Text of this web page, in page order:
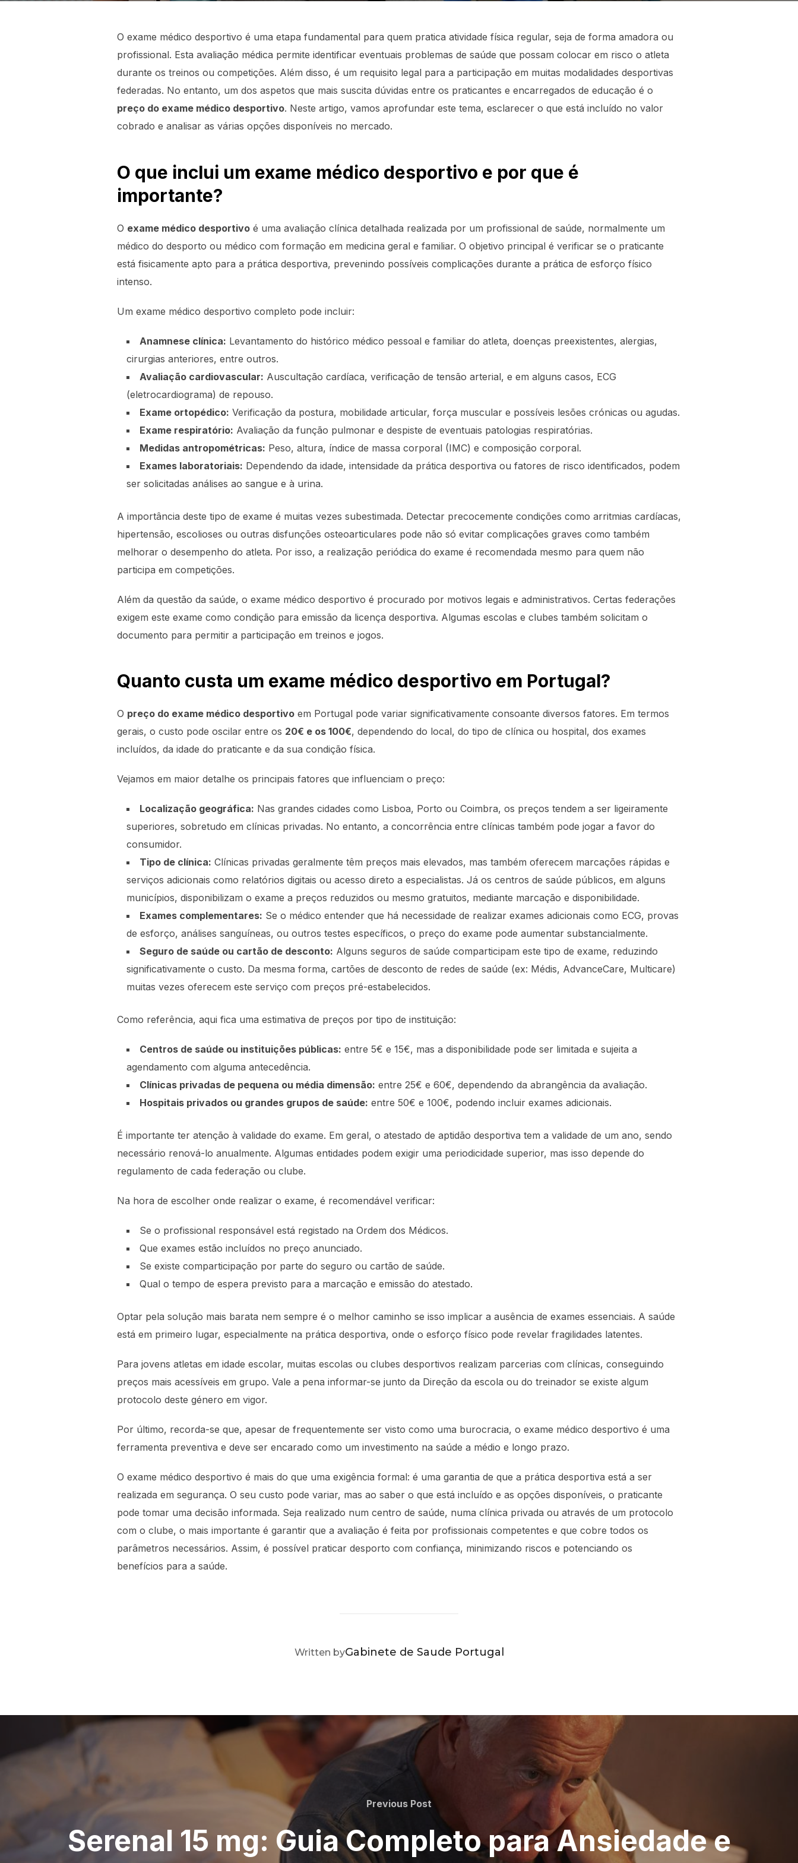
O exame médico desportivo é uma etapa fundamental para quem pratica atividade física regular, seja de forma amadora ou
profissional. Esta avaliação médica permite identificar eventuais problemas de saúde que possam colocar em risco o atleta
durante os treinos ou competições. Além disso, é um requisito legal para a participação em muitas modalidades desportivas
federadas. No entanto, um dos aspetos que mais suscita dúvidas entre os praticantes e encarregados de educação é o
preço do exame médico desportivo. Neste artigo, vamos aprofundar este tema, esclarecer o que está incluído no valor
cobrado e analisar as várias opções disponíveis no mercado.
O que inclui um exame médico desportivo e por que é
importante?
O exame médico desportivo é uma avaliação clínica detalhada realizada por um profissional de saúde, normalmente um
médico do desporto ou médico com formação em medicina geral e familiar. O objetivo principal é verificar se o praticante
está fisicamente apto para a prática desportiva, prevenindo possíveis complicações durante a prática de esforço físico
intenso.
Um exame médico desportivo completo pode incluir:
Anamnese clínica: Levantamento do histórico médico pessoal e familiar do atleta, doenças preexistentes, alergias,
cirurgias anteriores, entre outros.
Avaliação cardiovascular: Auscultação cardíaca, verificação de tensão arterial, e em alguns casos, ECG
(eletrocardiograma) de repouso.
Exame ortopédico: Verificação da postura, mobilidade articular, força muscular e possíveis lesões crónicas ou agudas.
Exame respiratório: Avaliação da função pulmonar e despiste de eventuais patologias respiratórias.
Medidas antropométricas: Peso, altura, índice de massa corporal (IMC) e composição corporal.
Exames laboratoriais: Dependendo da idade, intensidade da prática desportiva ou fatores de risco identificados, podem
ser solicitadas análises ao sangue e à urina.
A importância deste tipo de exame é muitas vezes subestimada. Detectar precocemente condições como arritmias cardíacas,
hipertensão, escolioses ou outras disfunções osteoarticulares pode não só evitar complicações graves como também
melhorar o desempenho do atleta. Por isso, a realização periódica do exame é recomendada mesmo para quem não
participa em competições.
Além da questão da saúde, o exame médico desportivo é procurado por motivos legais e administrativos. Certas federações
exigem este exame como condição para emissão da licença desportiva. Algumas escolas e clubes também solicitam o
documento para permitir a participação em treinos e jogos.
Quanto custa um exame médico desportivo em Portugal?
O preço do exame médico desportivo em Portugal pode variar significativamente consoante diversos fatores. Em termos
gerais, o custo pode oscilar entre os 20€ e os 100€, dependendo do local, do tipo de clínica ou hospital, dos exames
incluídos, da idade do praticante e da sua condição física.
Vejamos em maior detalhe os principais fatores que influenciam o preço:
Localização geográfica: Nas grandes cidades como Lisboa, Porto ou Coimbra, os preços tendem a ser ligeiramente
superiores, sobretudo em clínicas privadas. No entanto, a concorrência entre clínicas também pode jogar a favor do
consumidor.
Tipo de clínica: Clínicas privadas geralmente têm preços mais elevados, mas também oferecem marcações rápidas e
serviços adicionais como relatórios digitais ou acesso direto a especialistas. Já os centros de saúde públicos, em alguns
municípios, disponibilizam o exame a preços reduzidos ou mesmo gratuitos, mediante marcação e disponibilidade.
Exames complementares: Se o médico entender que há necessidade de realizar exames adicionais como ECG, provas
de esforço, análises sanguíneas, ou outros testes específicos, o preço do exame pode aumentar substancialmente.
Seguro de saúde ou cartão de desconto: Alguns seguros de saúde comparticipam este tipo de exame, reduzindo
significativamente o custo. Da mesma forma, cartões de desconto de redes de saúde (ex: Médis, AdvanceCare, Multicare)
muitas vezes oferecem este serviço com preços pré-estabelecidos.
Como referência, aqui fica uma estimativa de preços por tipo de instituição:
Centros de saúde ou instituições públicas: entre 5€ e 15€, mas a disponibilidade pode ser limitada e sujeita a
agendamento com alguma antecedência.
Clínicas privadas de pequena ou média dimensão: entre 25€ e 60€, dependendo da abrangência da avaliação.
Hospitais privados ou grandes grupos de saúde: entre 50€ e 100€, podendo incluir exames adicionais.
É importante ter atenção à validade do exame. Em geral, o atestado de aptidão desportiva tem a validade de um ano, sendo
necessário renová-lo anualmente. Algumas entidades podem exigir uma periodicidade superior, mas isso depende do
regulamento de cada federação ou clube.
Na hora de escolher onde realizar o exame, é recomendável verificar:
Se o profissional responsável está registado na Ordem dos Médicos.
Que exames estão incluídos no preço anunciado.
Se existe comparticipação por parte do seguro ou cartão de saúde.
Qual o tempo de espera previsto para a marcação e emissão do atestado.
Optar pela solução mais barata nem sempre é o melhor caminho se isso implicar a ausência de exames essenciais. A saúde
está em primeiro lugar, especialmente na prática desportiva, onde o esforço físico pode revelar fragilidades latentes.
Para jovens atletas em idade escolar, muitas escolas ou clubes desportivos realizam parcerias com clínicas, conseguindo
preços mais acessíveis em grupo. Vale a pena informar-se junto da Direção da escola ou do treinador se existe algum
protocolo deste género em vigor.
Por último, recorda-se que, apesar de frequentemente ser visto como uma burocracia, o exame médico desportivo é uma
ferramenta preventiva e deve ser encarado como um investimento na saúde a médio e longo prazo.
O exame médico desportivo é mais do que uma exigência formal: é uma garantia de que a prática desportiva está a ser
realizada em segurança. O seu custo pode variar, mas ao saber o que está incluído e as opções disponíveis, o praticante
pode tomar uma decisão informada. Seja realizado num centro de saúde, numa clínica privada ou através de um protocolo
com o clube, o mais importante é garantir que a avaliação é feita por profissionais competentes e que cobre todos os
parâmetros necessários. Assim, é possível praticar desporto com confiança, minimizando riscos e potenciando os
benefícios para a saúde.
POST AUTHOR
Written byGabinete de Saude Portugal
Navegação
de
Previous
Previous Post
Serenal 15 mg: Guia Completo para Ansiedade e